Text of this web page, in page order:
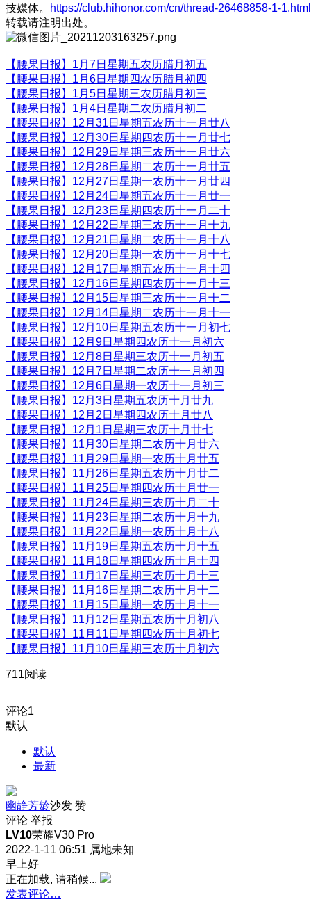
技媒体。
https://club.hihonor.com/cn/thread-26468858-1-1.html
转载请注明出处。
【腰果日报】1月7日星期五农历腊月初五
【腰果日报】1月6日星期四农历腊月初四
【腰果日报】1月5日星期三农历腊月初三
【腰果日报】1月4日星期二农历腊月初二
【腰果日报】12月31日星期五农历十一月廿八
【腰果日报】12月30日星期四农历十一月廿七
【腰果日报】12月29日星期三农历十一月廿六
【腰果日报】12月28日星期二农历十一月廿五
【腰果日报】12月27日星期一农历十一月廿四
【腰果日报】12月24日星期五农历十一月廿一
【腰果日报】12月23日星期四农历十一月二十
【腰果日报】12月22日星期三农历十一月十九
【腰果日报】12月21日星期二农历十一月十八
【腰果日报】12月20日星期一农历十一月十七
【腰果日报】12月17日星期五农历十一月十四
【腰果日报】12月16日星期四农历十一月十三
【腰果日报】12月15日星期三农历十一月十二
【腰果日报】12月14日星期二农历十一月十一
【腰果日报】12月10日星期五农历十一月初七
【腰果日报】12月9日星期四农历十一月初六
【腰果日报】12月8日星期三农历十一月初五
【腰果日报】12月7日星期二农历十一月初四
【腰果日报】12月6日星期一农历十一月初三
【腰果日报】12月3日星期五农历十月廿九
【腰果日报】12月2日星期四农历十月廿八
【腰果日报】12月1日星期三农历十月廿七
【腰果日报】11月30日星期二农历十月廿六
【腰果日报】11月29日星期一农历十月廿五
【腰果日报】11月26日星期五农历十月廿二
【腰果日报】11月25日星期四农历十月廿一
【腰果日报】11月24日星期三农历十月二十
【腰果日报】11月23日星期二农历十月十九
【腰果日报】11月22日星期一农历十月十八
【腰果日报】11月19日星期五农历十月十五
【腰果日报】11月18日星期四农历十月十四
【腰果日报】11月17日星期三农历十月十三
【腰果日报】11月16日星期二农历十月十二
【腰果日报】11月15日星期一农历十月十一
【腰果日报】11月12日星期五农历十月初八
【腰果日报】11月11日星期四农历十月初七
【腰果日报】11月10日星期三农历十月初六
711阅读
评论1
默认
默认
最新
幽静芳龄沙发 赞
评论 举报
LV10荣耀V30 Pro
2022-1-11 06:51 属地未知
早上好
正在加载, 请稍候...
发表评论…